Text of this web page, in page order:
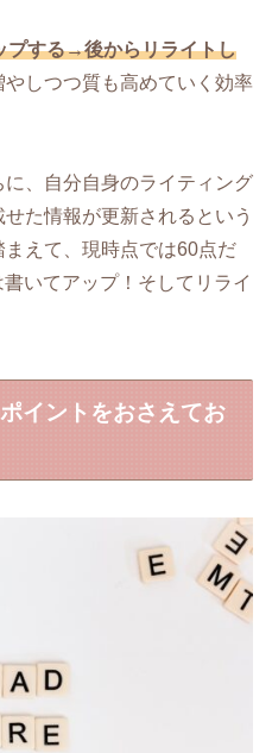
プする→後からリライトし
しつつ質も高めていく効率
、自分自身のライティング
た情報が更新されるという
えて、現時点では60点だ
いてアップ！そしてリライ
イントをおさえてお